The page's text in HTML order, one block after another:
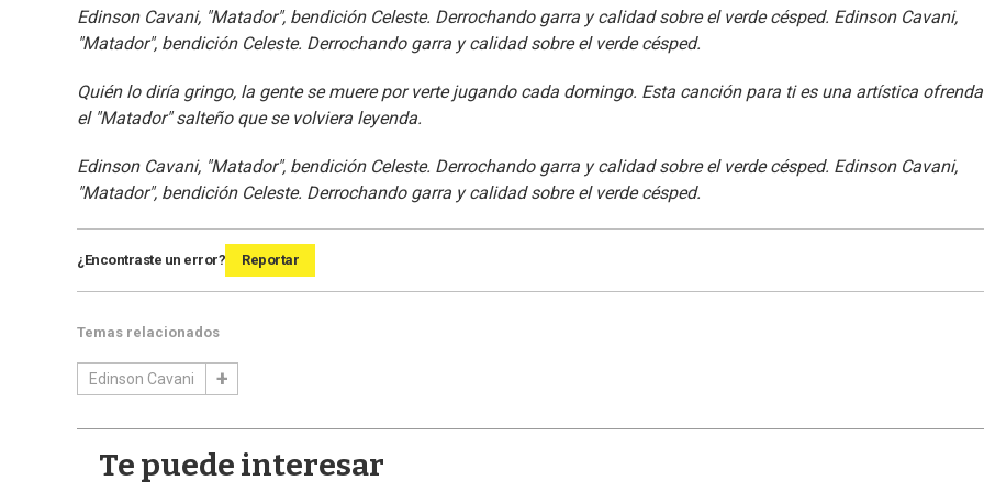
Edinson Cavani, "Matador", bendición Celeste. Derrochando garra y calidad sobre el verde césped. Edinson Cavani,
"Matador", bendición Celeste. Derrochando garra y calidad sobre el verde césped.
Quién lo diría gringo, la gente se muere por verte jugando cada domingo. Esta canción para ti es una artística
el "Matador" salteño que se volviera leyenda.
Edinson Cavani, "Matador", bendición Celeste. Derrochando garra y calidad sobre el verde césped. Edinson Cavani,
"Matador", bendición Celeste. Derrochando garra y calidad sobre el verde césped.
¿Encontraste un error? Reportar
Temas relacionados
Edinson Cavani
Te puede interesar